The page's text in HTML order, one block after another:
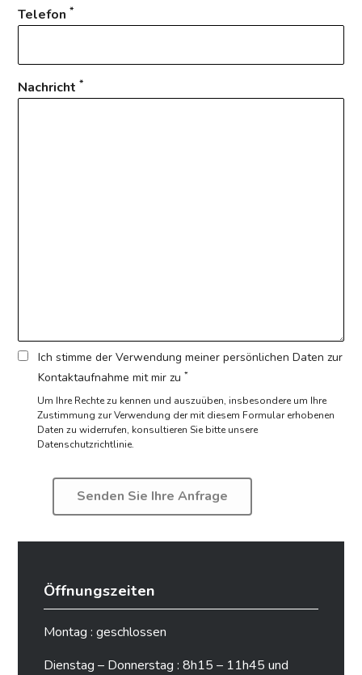
Telefon*
Nachricht*
Ich stimme der Verwendung meiner persönlichen Daten zur
Kontaktaufnahme mit mir zu *
Um Ihre Rechte zu kennen und auszuüben, insbesondere um Ihre
Zustimmung zur Verwendung der mit diesem Formular erhobenen
Daten zu widerrufen, konsultieren Sie bitte unsere
Datenschutzrichtlinie.
Öffnungszeiten
Montag : geschlossen
Dienstag – Donnerstag : 8h15 – 11h45 und